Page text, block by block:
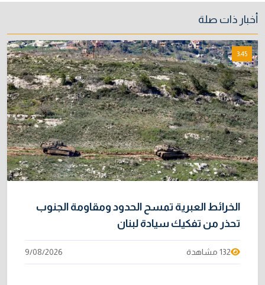
الباكستاني
9/08/2026
8
نائبة تحذر من اضطرابات بسبب تأخّر دفع رواتب
الموظفين
4/08/2026
9
خطر "إيبولا" يتضاعف.. ارتفاع عدد الإصابات
بالفيروس إلى 3748
3/08/2026
10 بحضور زيدان.. إدارة الدولة يناقش القضايا
المعروضة على القضاء
5/08/2026
أخبار ذات صلة
3:45
الخرائط العبرية تمسح الحدود ومقاومة الجنوب
تحذر من تفكيك سيادة لبنان
132 مشاهدة 9/08/2026